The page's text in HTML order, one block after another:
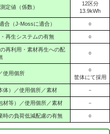
定値（係数）
12区分
13.9kWh
合（J-Mossに適合） ○
再生システムの有無 ○
再利用・素材再生への配
○
使用個所
○
筐体にて採用
体）／使用個所／素材 －
材等）／使用個所／素材 －
時の負荷低減配慮の有無 ○